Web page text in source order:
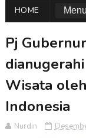
HOME
Pj
Wisata
Indonesia
Nurdin